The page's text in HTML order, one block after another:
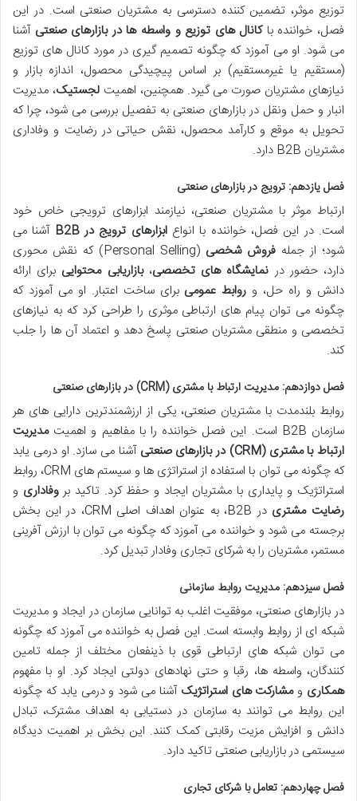
توزیع موثر، تضمین کننده دسترسی به مشتریان صنعتی است. در این
فصل، خواننده باکانال های توزیع و واسطه ها در بازارهای صنعتی آشنا
می شود. او می آموزد که چگونه تصمیم گیری در مورد کانال های توزیع
(مستقیم یا غیرمستقیم) بر اساس پیچیدگی محصول، اندازه بازار و
نیازهای مشتریان صورت می گیرد. همچنین، اهمیتلجستیک، مدیریت
انبار و حمل ونقل در بازارهای صنعتی به تفصیل بررسی می شود، چرا که
تحویل به موقع و کارآمد محصول، نقش حیاتی در رضایت و وفاداری
مشتریان B2B دارد.
فصل یازدهم: ترویج در بازارهای صنعتی
ارتباط موثر با مشتریان صنعتی، نیازمند ابزارهای ترویجی خاص خود
است. در این فصل، خواننده با انواعابزارهای ترویج در B2B
آشنا می
شود؛ از جمله فروش شخصی
(Personal Selling) که نقش محوری
دارد، حضور در نمایشگاه های تخصصی،بازاریابی محتوایی برای ارائه
دانش و راه حل، و روابط عمومی برای ساخت اعتبار. او می آموزد که
چگونه می توان پیام های ارتباطی موثری را طراحی کرد که به نیازهای
تخصصی و منطقی مشتریان صنعتی پاسخ دهد و اعتماد آن ها را جلب
کند.
فصل دوازدهم: مدیریت ارتباط با مشتری (CRM) در بازارهای صنعتی
روابط بلندمدت با مشتریان صنعتی، یکی از ارزشمندترین دارایی های هر
سازمان B2B است. این فصل خواننده را با مفاهیم و اهمیت
مدیریت
ارتباط با مشتری (CRM) در بازارهای صنعتی
آشنا می سازد. او درمی یابد
که چگونه می توان با استفاده از استراتژی ها و سیستم های CRM، روابط
استراتژیک و پایداری با مشتریان ایجاد و حفظ کرد. تاکید بروفاداری و
رضایت مشتری
در B2B، به عنوان اهداف اصلی CRM، در این بخش
برجسته می شود و خواننده می آموزد که چگونه می توان با ارزش آفرینی
مستمر، مشتریان را به شرکای تجاری وفادار تبدیل کرد.
فصل سیزدهم: مدیریت روابط سازمانی
در بازارهای صنعتی، موفقیت اغلب به توانایی سازمان در ایجاد و مدیریت
شبکه ای از روابط وابسته است. این فصل به خواننده می آموزد که چگونه
می توان شبکه های ارتباطی قوی با ذینفعان مختلف از جمله تامین
کنندگان، واسطه ها، رقبا و حتی نهادهای دولتی ایجاد کرد. او با مفهوم
همکاری ومشارکت های استراتژیک آشنا می شود و درمی یابد که چگونه
این روابط می توانند به سازمان در دستیابی به اهداف مشترک، تبادل
دانش و افزایش مزیت رقابتی کمک کنند. این بخش بر اهمیت دیدگاه
سیستمی در بازاریابی صنعتی تاکید دارد.
فصل چهاردهم: تعامل با شرکای تجاری